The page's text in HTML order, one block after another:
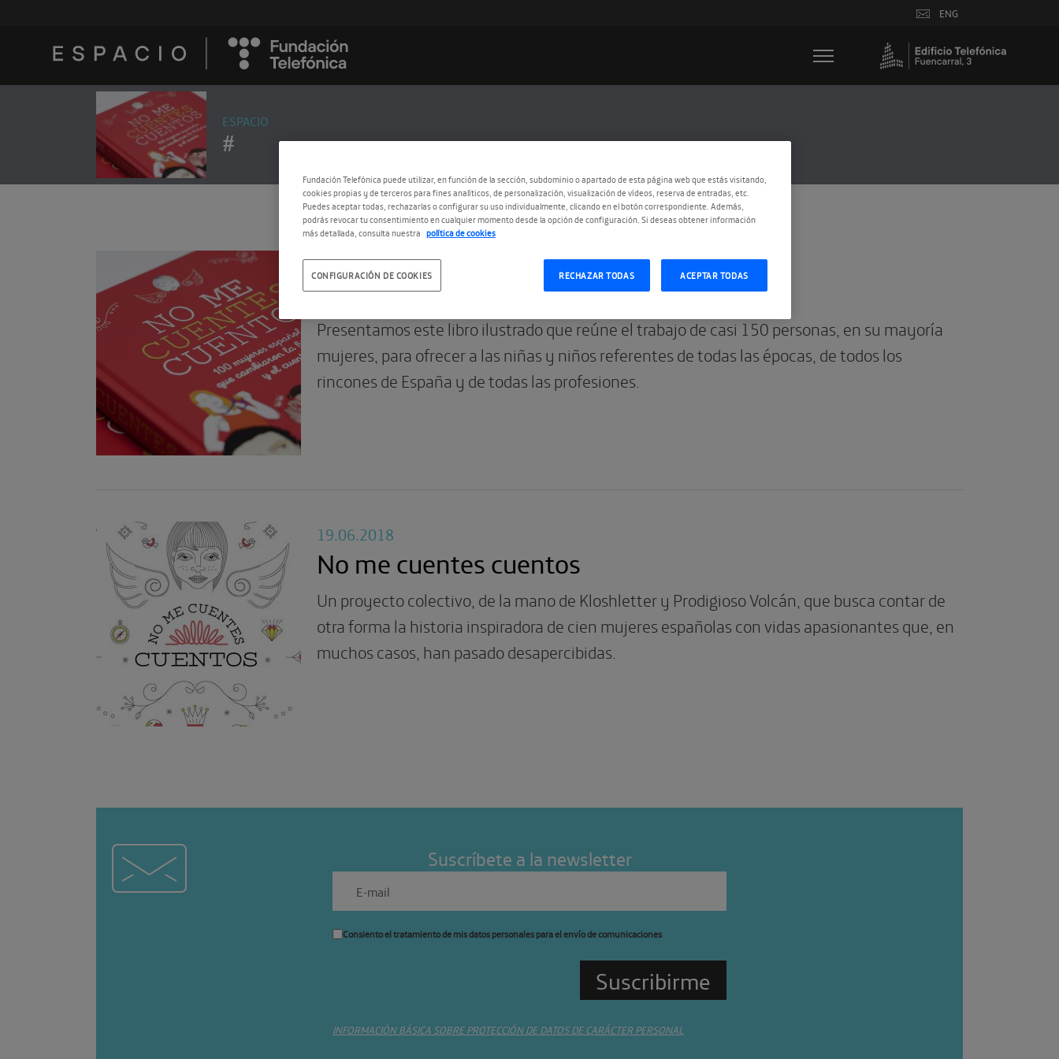
ENG
ESPACIO
#
04.12.2019
‘No me cuentes cuentos’. El libro
Presentamos este libro ilustrado que reúne el trabajo de casi 150 personas, en su mayoría
mujeres, para ofrecer a las niñas y niños referentes de todas las épocas, de todos los
rincones de España y de todas las profesiones.
19.06.2018
No me cuentes cuentos
Un proyecto colectivo, de la mano de Kloshletter y Prodigioso Volcán, que busca contar de
otra forma la historia inspiradora de cien mujeres españolas con vidas apasionantes que, en
muchos casos, han pasado desapercibidas.
Suscríbete a la newsletter
Consiento el tratamiento de mis datos personales para el envío de comunicaciones
INFORMACIÓN BÁSICA SOBRE PROTECCIÓN DE DATOS DE CARÁCTER PERSONAL
Fundación Telefónica puede utilizar, en función de la sección, subdominio o apartado de esta página web que estás visitando,
cookies propias y de terceros para fines analíticos, de personalización, visualización de vídeos, reserva de entradas, etc.
Puedes aceptar todas, rechazarlas o configurar su uso individualmente, clicando en el botón correspondiente. Además,
podrás revocar tu consentimiento en cualquier momento desde la opción de configuración. Si deseas obtener información
más detallada, consulta nuestra política de cookies
RECHAZAR TODAS ACEPTAR TODAS
CONFIGURACIÓN DE COOKIES